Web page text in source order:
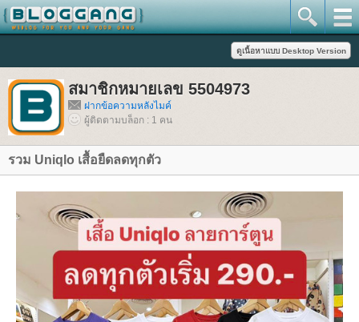
สมาชิกหมายเลข 5504973
ฝากข้อความหลังไมค์
ผู้ติดตามบล็อก : 1 คน
รวม Uniqlo เสื้อยืดลดทุกตัว